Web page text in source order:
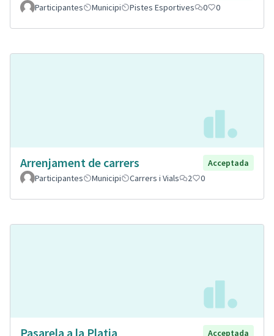
Participantes
Municipi Pistes Esportives 0 0
Arrenjament de carrers
Acceptada
Participantes
Municipi Carrers i Vials 2 0
Pasarela a la Platja
Acceptada